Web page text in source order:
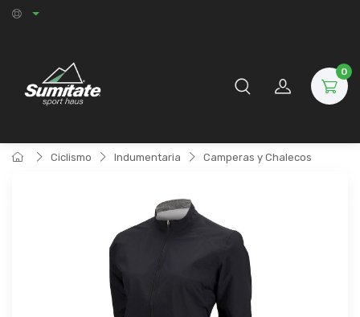
0
Ciclismo Indumentaria Camperas y Chalecos